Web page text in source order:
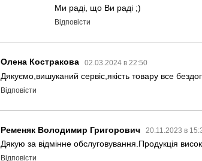
Ми раді, що Ви раді ;)
Відповісти
Олена Костракова 02.03.2024 в 22:50
Дякуємо,вишуканий сервіс,якість товару все
Відповісти
Ременяк Володимир Григорович 20.11.2023 в
Дякую за відмінне обслуговування.Продукція
Відповісти